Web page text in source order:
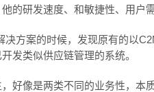
的研发速度、和敏捷性、用户
决方案的时候，发现原有的以
发类似供应链管理的系统。
好像是两类不同的业务性，